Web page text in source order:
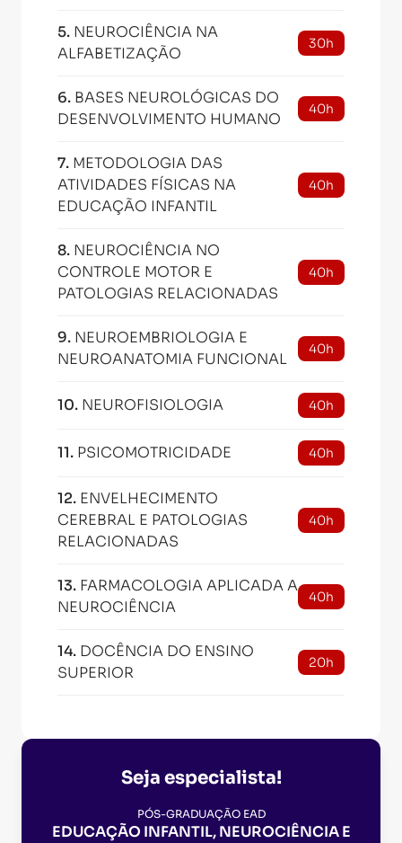
5. NEUROCIÊNCIA NA
ALFABETIZAÇÃO
30h
6. BASES NEUROLÓGICAS DO
DESENVOLVIMENTO HUMANO
40h
7. METODOLOGIA DAS
ATIVIDADES FÍSICAS NA
EDUCAÇÃO INFANTIL
40h
8. NEUROCIÊNCIA NO
CONTROLE MOTOR E
PATOLOGIAS RELACIONADAS
40h
9. NEUROEMBRIOLOGIA E
NEUROANATOMIA FUNCIONAL
40h
10. NEUROFISIOLOGIA 40h
11. PSICOMOTRICIDADE 40h
12. ENVELHECIMENTO
CEREBRAL E PATOLOGIAS
RELACIONADAS
40h
13. FARMACOLOGIA APLICADA A
NEUROCIÊNCIA
40h
14. DOCÊNCIA DO ENSINO
SUPERIOR
20h
Seja especialista!
PÓS-GRADUAÇÃO EAD
EDUCAÇÃO INFANTIL, NEUROCIÊNCIA E